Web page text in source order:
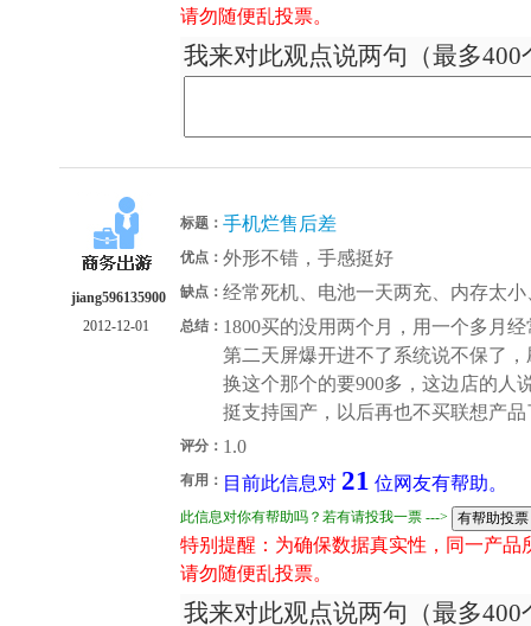
请勿随便乱投票。
我来对此观点说两句（最多400
jiang596135900
2012-12-01
标题： 手机烂售后差
优点： 外形不错，手感挺好
缺点： 经常死机、电池一天两充、内存太
总结： 1800买的没用两个月，用一个多月
第二天屏爆开进不了系统说不保了
换这个那个的要900多，这边店的人
挺支持国产，以后再也不买联想产品
评分： 1.0
有用： 目前此信息对 21 位网友有帮助。
此信息对你有帮助吗？若有请投我一票 --->
特别提醒：为确保数据真实性，同一产
请勿随便乱投票。
我来对此观点说两句（最多400